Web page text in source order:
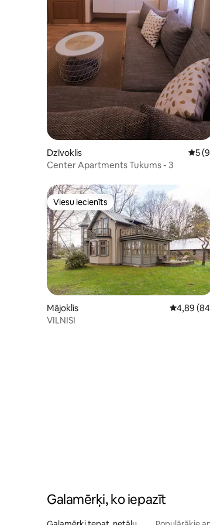
Dzīvoklis
5
Center Apartments Tukums - 3
Viesu iecienīts
Viesu iecienīts
Mājoklis Vidējais
4,89
VILNISI
Galamērķi, ko iepazīt